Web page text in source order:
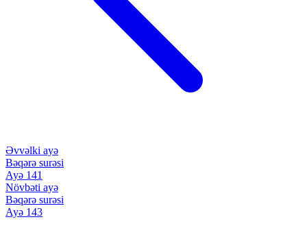
Əvvəlki ayə
Bəqərə surəsi
Ayə 141
Növbəti ayə
Bəqərə surəsi
Ayə 143